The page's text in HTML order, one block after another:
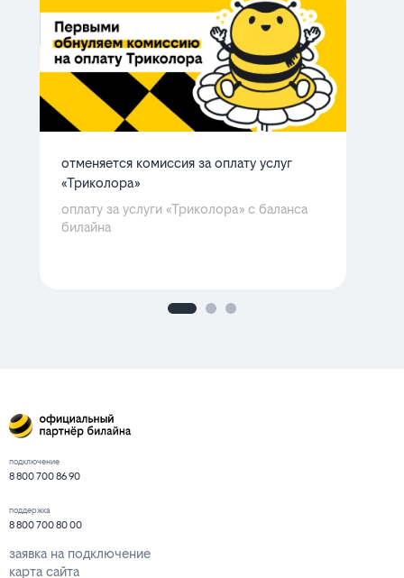
отменяется комиссия за оплату услуг
«Триколора»
оплату за услуги «Триколора» с баланса
билайна
подключение
8 800 700 86 90
поддержка
8 800 700 80 00
заявка на подключение
карта сайта